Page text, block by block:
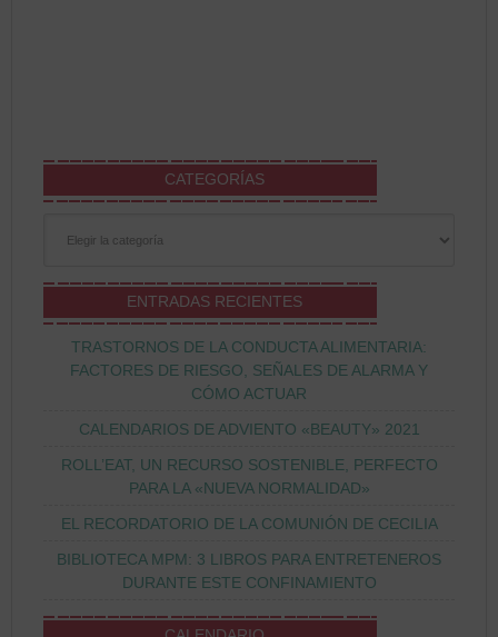
CATEGORÍAS
ENTRADAS RECIENTES
TRASTORNOS DE LA CONDUCTA ALIMENTARIA:
FACTORES DE RIESGO, SEÑALES DE ALARMA Y
CÓMO ACTUAR
CALENDARIOS DE ADVIENTO «BEAUTY» 2021
ROLL’EAT, UN RECURSO SOSTENIBLE, PERFECTO
PARA LA «NUEVA NORMALIDAD»
EL RECORDATORIO DE LA COMUNIÓN DE CECILIA
BIBLIOTECA MPM: 3 LIBROS PARA ENTRETENEROS
DURANTE ESTE CONFINAMIENTO